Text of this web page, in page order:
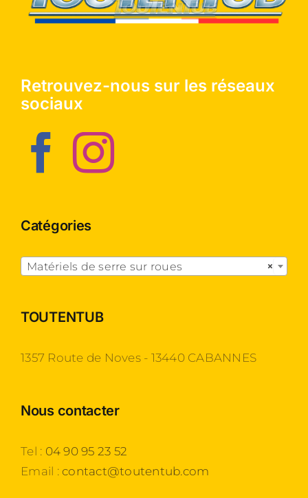
Retrouvez-nous sur les réseaux
sociaux
Catégories
×
Matériels de serre sur roues
TOUTENTUB
1357 Route de Noves - 13440 CABANNES
Nous contacter
Tel : 04 90 95 23 52
Email :contact@toutentub.com